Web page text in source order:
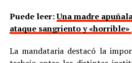
Puede leer:Una madre
ataque sangriento y «horrible»
La mandataria destacó la